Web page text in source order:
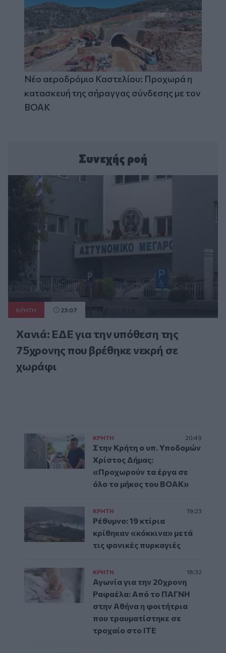
Νέο αεροδρόμιο Καστελίου: Προχωρά η
κατασκευή της σήραγγας σύνδεσης με τον
ΒΟΑΚ
Συνεχής ροή
ΚΡΗΤΗ 23:07
Χανιά: ΕΔΕ για την υπόθεση της
75χρονης που βρέθηκε νεκρή σε
χωράφι
ΚΡΗΤΗ 20:49
Στην Κρήτη ο υπ. Υποδομών
Χρίστος Δήμας:
«Προχωρούν τα έργα σε
όλο το μήκος του ΒΟΑΚ»
ΚΡΗΤΗ 19:23
Ρέθυμνο: 19 κτίρια
κρίθηκαν «κόκκινα» μετά
τις φονικές πυρκαγιές
ΚΡΗΤΗ 18:32
Αγωνία για την 20χρονη
Ραφαέλα: Από το ΠΑΓΝΗ
στην Αθήνα η φοιτήτρια
που τραυματίστηκε σε
τροχαίο στο ΙΤΕ